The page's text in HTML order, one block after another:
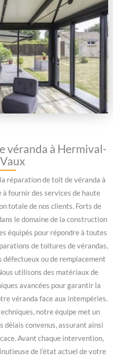
véranda à Hermival-
réparation de toit de véranda à
fournir des services de haute
totale de nos clients. Forts de
le domaine de la construction
équipés pour répondre à toutes
de toitures de vérandas,
défectueux ou de remplacement
utilisons des matériaux de
avancées pour garantir la
véranda face aux intempéries.
notre équipe met un
délais convenus, assurant ainsi
Avant chaque intervention,
de l’état actuel de votre